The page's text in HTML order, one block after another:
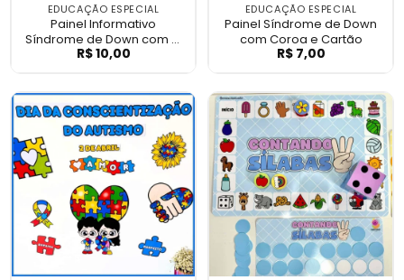
EDUCAÇÃO ESPECIAL
Painel Informativo
Síndrome de Down com 21
Cartas
Painel Informativo Síndrome de Down
R$10,00
EDUCAÇÃO ESPECIAL
Painel Síndrome de Down
com Coroa e Cartão
Painel
R$7,00